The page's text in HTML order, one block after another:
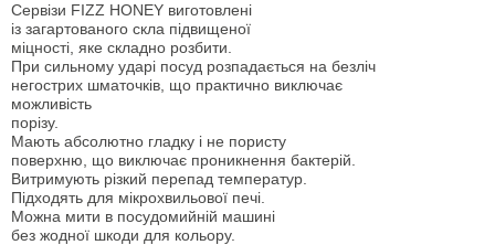
Сервізи FIZZ HONEY виготовлені
із загартованого скла підвищеної
міцності, яке складно розбити.
При сильному ударі посуд розпадається на безліч
негострих шматочків, що практично виключає
можливість
порізу.
Мають абсолютно гладку і не пористу
поверхню, що виключає проникнення бактерій.
Витримують різкий перепад температур.
Підходять для мікрохвильової печі.
Можна мити в посудомийній машині
без жодної шкоди для кольору.